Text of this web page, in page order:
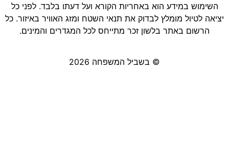
השימוש במידע הוא באחריות הקורא ועל דעתו בלבד. לפני כל
יציאה לטיול מומלץ לבדוק את תנאי השטח ומזג האוויר באיזור. כל
הרשום באתר בלשון זכר מתייחס לכל המגדרים והמינים.
© בשביל המשפחה 2026